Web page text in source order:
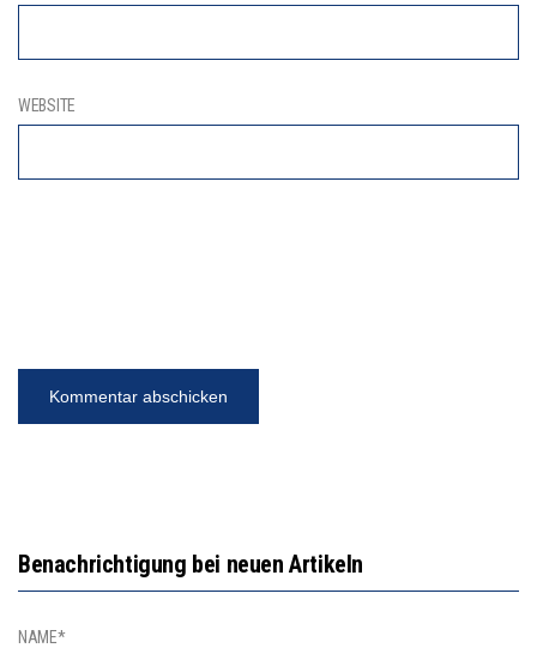
WEBSITE
Benachrichtigung bei neuen Artikeln
NAME*